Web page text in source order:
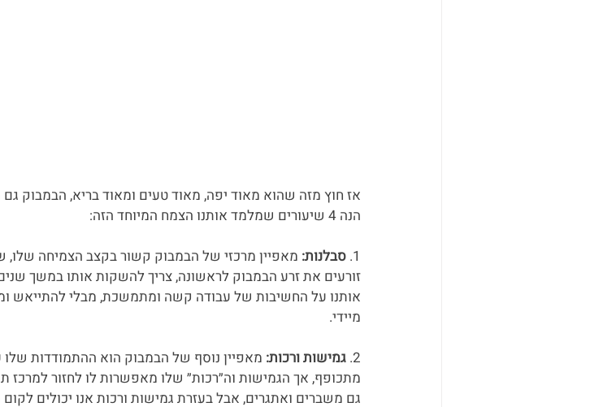
אז חוץ מזה שהוא מאוד יפה, מאוד טעים ומאוד בריא, הבמבוק
הנה 4 שיעורים שמלמד אותנו הצמח המיוחד הזה:
1. סבלנות: מאפיין מרכזי של הבמבוק קשור בקצב הצמיחה
זורעים את זרע הבמבוק לראשונה, צריך להשקות אותו במשך
אותנו על החשיבות של עבודה קשה ומתמשכת, מבלי להתייאש
מיידי.
2. גמישות ורכות: מאפיין נוסף של הבמבוק הוא ההתמודדות
מתכופף, אך הגמישות וה״רכות״ שלו מאפשרות לו לחזור למרכז
גם משברים ואתגרים, אבל בעזרת גמישות ורכות אנו יכולים לקום